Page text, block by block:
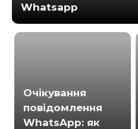
Whatsapp
Очікування
повідомлення
WhatsApp: як